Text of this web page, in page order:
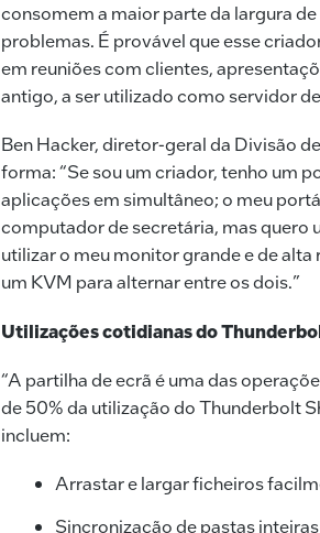
consomem a maior parte da largura
problemas. É provável que esse
em reuniões com clientes,
antigo, a ser utilizado como servidor
Ben Hacker, diretor-geral da Divisão
forma: “Se sou um criador, tenho um
aplicações em simultâneo; o meu
computador de secretária, mas quero
utilizar o meu monitor grande e de
um KVM para alternar entre os dois.”
Utilizações cotidianas do
“A partilha de ecrã é uma das
de 50% da utilização do Thunderbolt
incluem:
Arrastar e largar ficheiros
Sincronização de pastas